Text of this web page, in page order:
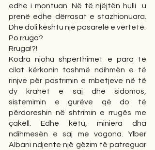
edhe i montuan. Në të njëjtën hulli  u
prenë edhe dërrasat e stazhionuara.
Dhe doli kështu një pasarelë e vërtetë.
Po rruga?
Rruga!?!
Kodra njohu shpërthimet e para të
cilat kërkonin tashmë ndihmën e të
rinjve për pastrimin e mbetjeve në të
dy krahët e saj dhe sidomos,
sistemimin e gurëve që do të
përdoreshin në shtrimin e rrugës me
çakëll. Edhe këtu, miniera dha
ndihmesën e saj me vagona. Ylber
Albani ndjente një gëzim të patreguar